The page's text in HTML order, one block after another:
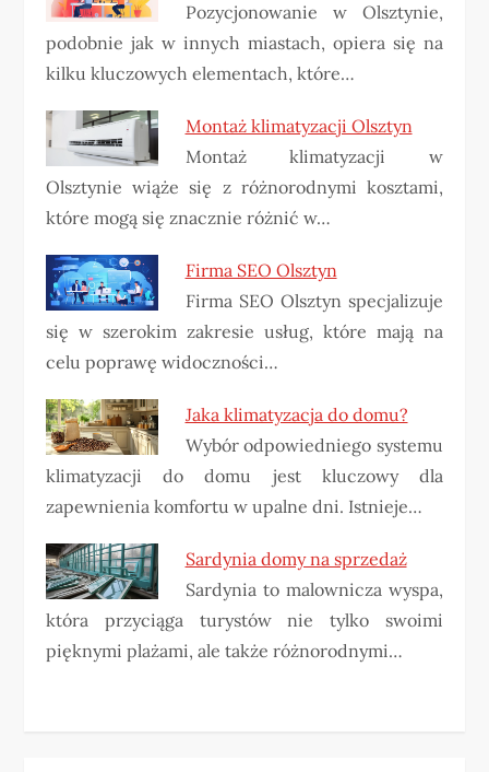
Pozycjonowanie w Olsztynie,
podobnie jak w innych miastach, opiera się na
kilku kluczowych elementach, które…
Montaż klimatyzacji Olsztyn
Montaż klimatyzacji w
Olsztynie wiąże się z różnorodnymi kosztami,
które mogą się znacznie różnić w…
Firma SEO Olsztyn
Firma SEO Olsztyn specjalizuje
się w szerokim zakresie usług, które mają na
celu poprawę widoczności…
Jaka klimatyzacja do domu?
Wybór odpowiedniego systemu
klimatyzacji do domu jest kluczowy dla
zapewnienia komfortu w upalne dni. Istnieje…
Sardynia domy na sprzedaż
Sardynia to malownicza wyspa,
która przyciąga turystów nie tylko swoimi
pięknymi plażami, ale także różnorodnymi…